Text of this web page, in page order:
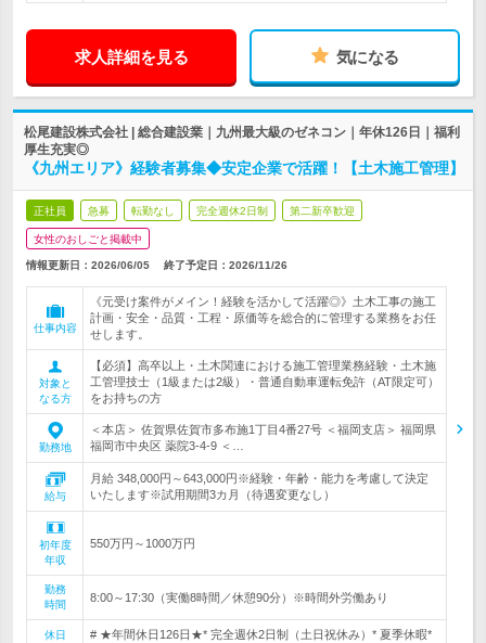
求人詳細を見る 気になる
松尾建設株式会社 | 総合建設業｜九州最大級のゼネコン｜年休126日｜福利
厚生充実◎
《九州エリア》経験者募集◆安定企業で活躍！【土木施工管理】
正社員 急募 転勤なし 完全週休2日制 第二新卒歓迎
女性のおしごと掲載中
情報更新日：2026/06/05 終了予定日： 2026/11/26
仕事内容
《元受け案件がメイン！経験を活かして活躍◎》土木工事の施工
計画・安全・品質・工程・原価等を総合的に管理する業務をお任
せします。
対象と
なる方
【必須】高卒以上・土木関連における施工管理業務経験・土木施
工管理技士（1級または2級）・普通自動車運転免許（AT限定可）
をお持ちの方
勤務地
＜本店＞ 佐賀県佐賀市多布施1丁目4番27号 ＜福岡支店＞ 福岡県
福岡市中央区 薬院3-4-9 ＜…
給与
月給 348,000円～643,000円※経験・年齢・能力を考慮して決定
いたします※試用期間3カ月（待遇変更なし）
初年度
年収
550万円～1000万円
勤務
時間
8:00～17:30（実働8時間／休憩90分）※時間外労働あり
休日
# ★年間休日126日★* 完全週休2日制（土日祝休み）* 夏季休暇*